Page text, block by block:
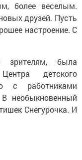
более веселым.
друзей. Пусть
настроение. С
зрителям, была
детского
с работниками
В необыкновенный
Снегурочка. И